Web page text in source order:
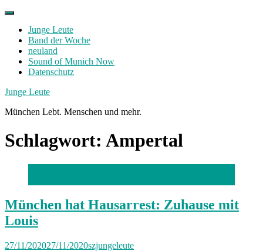
Skip
contentJunge Leute
Band der Woche
neuland
Sound of Munich Now
Datenschutz
Facebook
Twitter
Instagram
Junge Leute
München Lebt. Menschen und mehr.
Schlagwort: Ampertal
München hat Hausarrest: Zuhause mit
Louis
27/11/202027/11/2020szjungeleute